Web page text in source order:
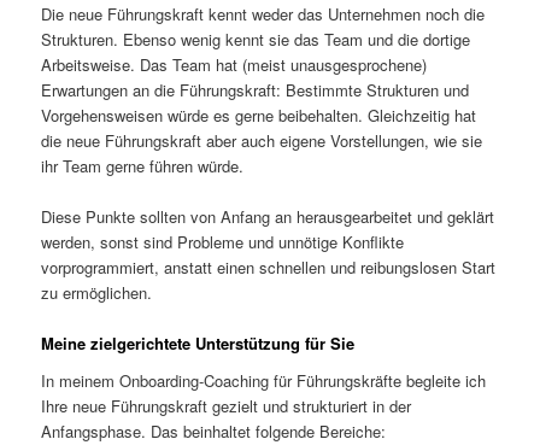
Die neue Führungskraft kennt weder das Unternehmen noch die
Strukturen. Ebenso wenig kennt sie das Team und die dortige
Arbeitsweise. Das Team hat (meist unausgesprochene)
Erwartungen an die Führungskraft: Bestimmte Strukturen und
Vorgehensweisen würde es gerne beibehalten. Gleichzeitig hat
die neue Führungskraft aber auch eigene Vorstellungen, wie sie
ihr Team gerne führen würde.
Diese Punkte sollten von Anfang an herausgearbeitet und geklärt
werden, sonst sind Probleme und unnötige Konflikte
vorprogrammiert, anstatt einen schnellen und reibungslosen Start
zu ermöglichen.
Meine zielgerichtete Unterstützung für Sie
In meinem Onboarding-Coaching für Führungskräfte begleite ich
Ihre neue Führungskraft gezielt und strukturiert in der
Anfangsphase. Das beinhaltet folgende Bereiche: